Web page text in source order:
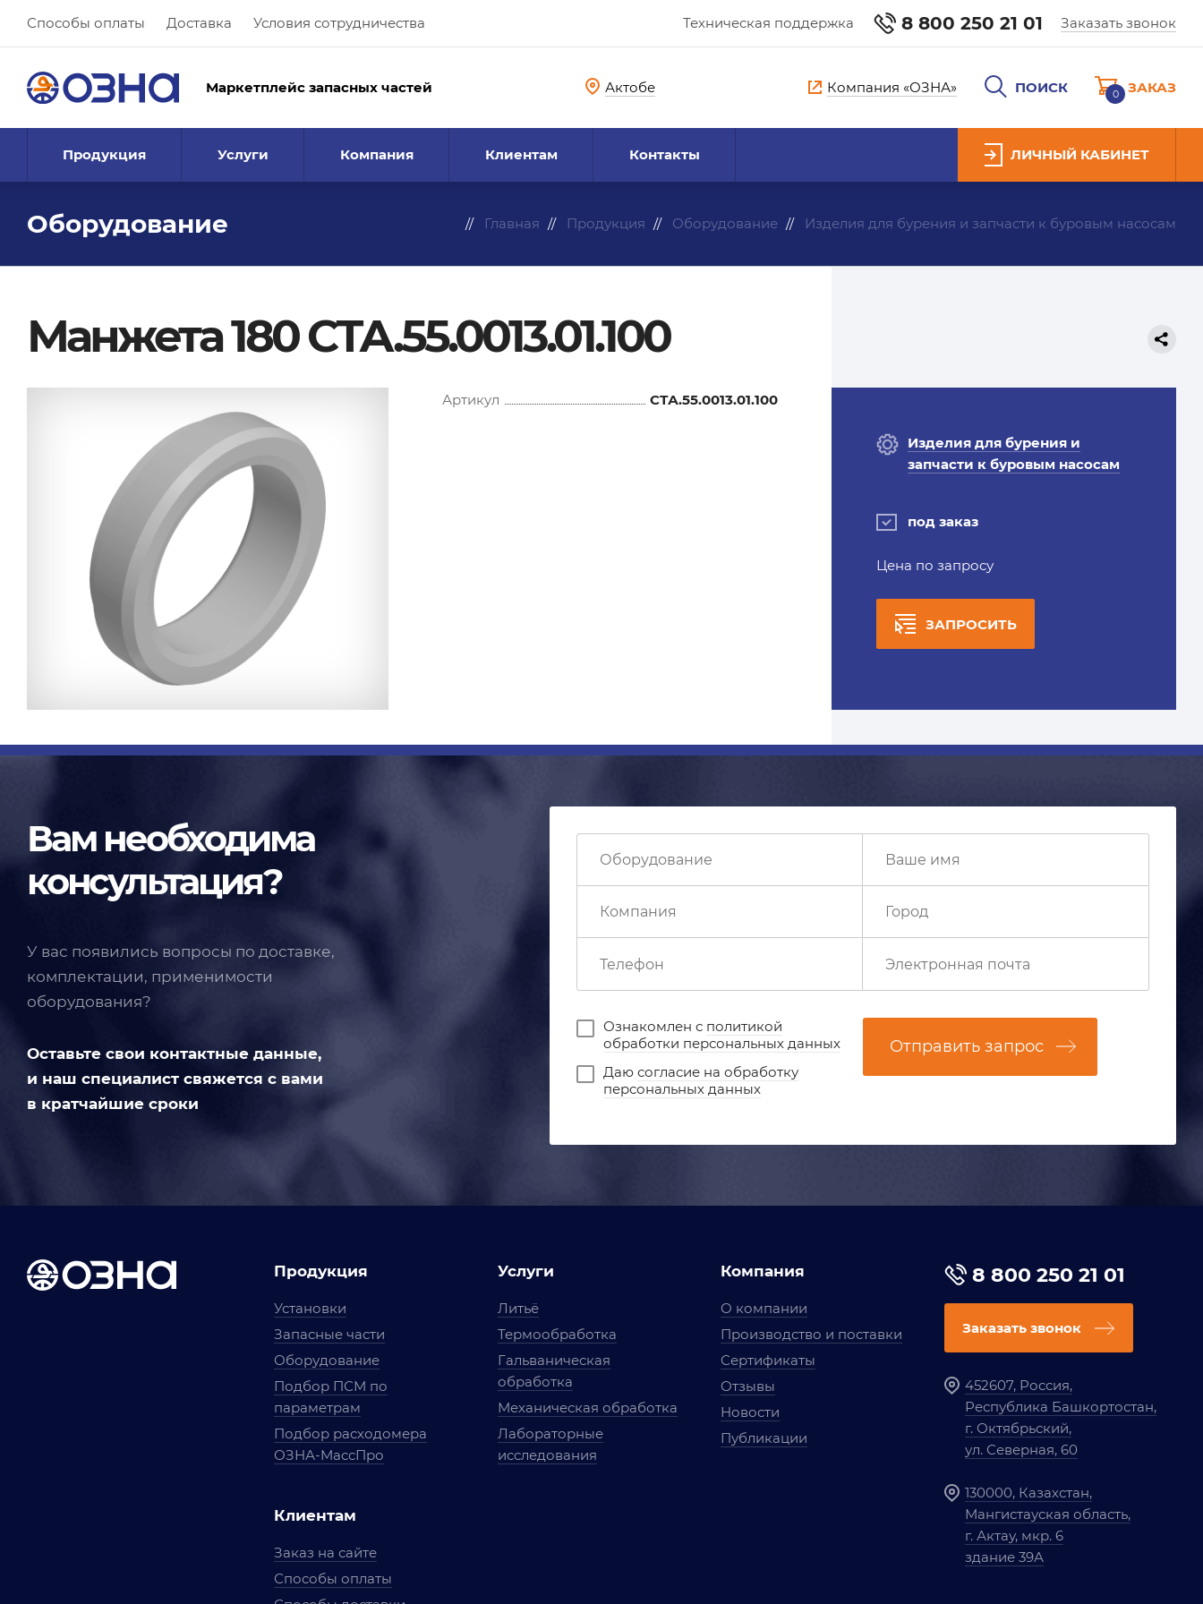
Способы оплаты Доставка Условия сотрудничества Техническая поддержка 8 800 250 21 01 Заказать звонок
Маркетплейс запасных частей Актобе Компания «ОЗНА» ПОИСК 0 ЗАКАЗ
Продукция Услуги Компания Клиентам Контакты ЛИЧНЫЙ КАБИНЕТ
Оборудование Главная Продукция Оборудование Изделия для бурения и запчасти к буровым насосам
Манжета 180 СТА.55.0013.01.100
Артикул СТА.55.0013.01.100
Изделия для бурения и
запчасти к буровым насосам
под заказ
Цена по запросу
ЗАПРОСИТЬ
Вам необходима
консультация?
У вас появились вопросы по доставке,
комплектации, применимости
оборудования?
Оставьте свои контактные данные,
и наш специалист свяжется с вами
в кратчайшие сроки
Ознакомлен с политикой
обработки персональных данных
Даю согласие на обработку
персональных данных
Отправить запрос
Продукция
Установки
Запасные части
Оборудование
Подбор ПСМ по
параметрам
Подбор расходомера
ОЗНА-МассПро
Клиентам
Заказ на сайте
Способы оплаты
Услуги
Литьё
Термообработка
Гальваническая
обработка
Механическая обработка
Лабораторные
исследования
Компания
О компании
Производство и поставки
Сертификаты
Отзывы
Новости
Публикации
8 800 250 21 01
Заказать звонок
452607, Россия,
Республика Башкортостан,
г. Октябрьский,
ул. Северная, 60
130000, Казахстан,
Мангистауская область,
г. Актау, мкр. 6
здание 39А